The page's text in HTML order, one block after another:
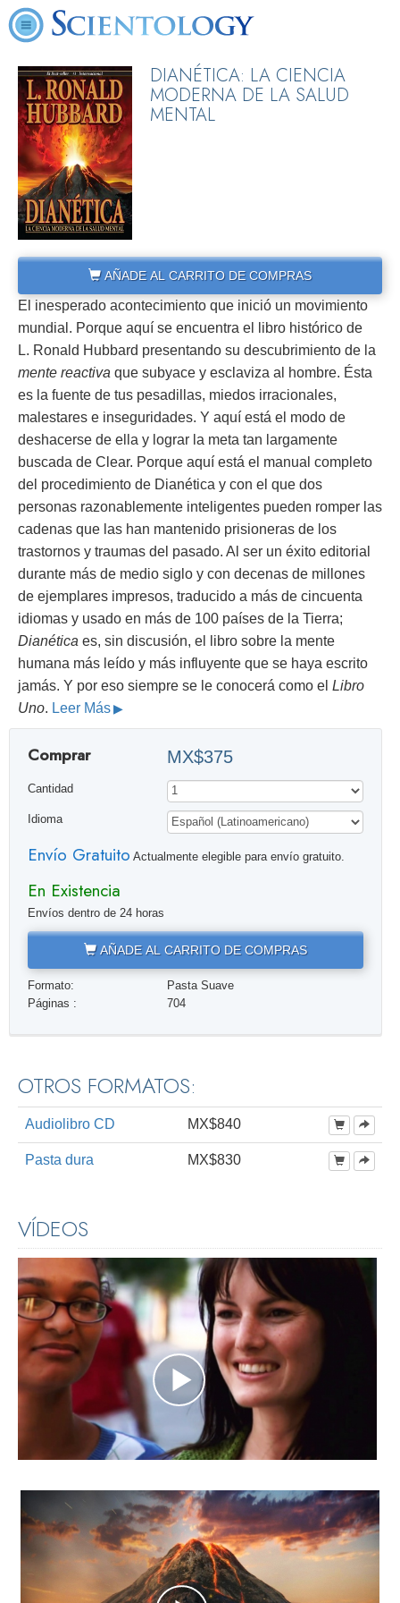
DIANÉTICA: LA CIENCIA
MODERNA DE LA SALUD
MENTAL
AÑADE AL CARRITO DE COMPRAS
El inesperado acontecimiento que inició un movimiento
mundial. Porque aquí se encuentra el libro histórico de
L. Ronald Hubbard presentando su descubrimiento de la
mente reactiva que subyace y esclaviza al hombre. Ésta
es la fuente de tus pesadillas, miedos irracionales,
malestares e inseguridades. Y aquí está el modo de
deshacerse de ella y lograr la meta tan largamente
buscada de Clear. Porque aquí está el manual completo
del procedimiento de Dianética y con el que dos
personas razonablemente inteligentes pueden romper las
cadenas que las han mantenido prisioneras de los
trastornos y traumas del pasado. Al ser un éxito editorial
durante más de medio siglo y con decenas de millones
de ejemplares impresos, traducido a más de cincuenta
idiomas y usado en más de 100 países de la Tierra;
Dianética es, sin discusión, el libro sobre la mente
humana más leído y más influyente que se haya escrito
jamás. Y por eso siempre se le conocerá como el Libro
Uno. Leer Más
Comprar MX$375
Cantidad
Idioma
Envío Gratuito Actualmente elegible para envío gratuito.
En Existencia
Envíos dentro de 24 horas
AÑADE AL CARRITO DE COMPRAS
Formato:
Pasta Suave
Páginas :
704
OTROS FORMATOS:
Audiolibro CD MX$840
Pasta dura MX$830
VÍDEOS